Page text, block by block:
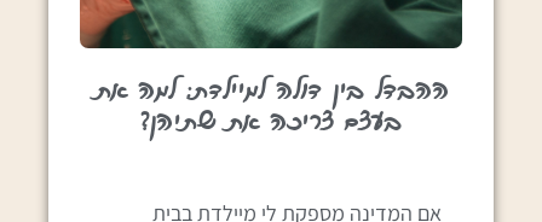
ההבדל בין דולה למיילדת: למה את
בעצם צריכה את שתיהן?
אם המדינה מספקת לי מיילדת בבית